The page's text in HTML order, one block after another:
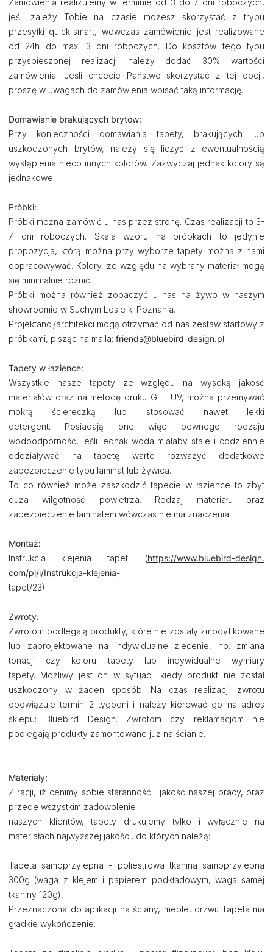
Zamówienia realizujemy w terminie od 3 do 7 dni roboczych,
jeśli zależy Tobie na czasie możesz skorzystać z trybu
przesyłki quick-smart, wówczas zamówienie jest realizowane
od 24h do max. 3 dni roboczych. Do kosztów tego typu
przyspieszonej realizacji należy dodać 30% wartości
zamówienia. Jeśli chcecie Państwo skorzystać z tej opcji,
proszę w uwagach do zamówienia wpisać taką informację.
Domawianie brakujących brytów:
Przy konieczności domawiania tapety, brakujących lub
uszkodzonych brytów, należy się liczyć z ewentualnością
wystąpienia nieco innych kolorów. Zazwyczaj jednak kolory są
jednakowe.
Próbki:
Próbki można zamówić u nas przez stronę. Czas realizacji to 3-
7 dni roboczych. Skala wzoru na próbkach to jedynie
propozycja, którą można przy wyborze tapety można z nami
dopracowywać. Kolory, ze względu na wybrany materiał mogą
się minimalnie różnić.
Próbki można również zobaczyć u nas na żywo w naszym
showroomie w Suchym Lesie k. Poznania.
Projektanci/architekci mogą otrzymać od nas zestaw startowy z
próbkami, pisząc na maila: friends@bluebird-design.pl.
Tapety w łazience:
Wszystkie nasze tapety ze względu na wysoką jakość
materiałów oraz na metodę druku GEL UV, można przemywać
mokrą ściereczką lub stosować nawet lekki
detergent. Posiadają one więc pewnego rodzaju
wodoodporność, jeśli jednak woda miałaby stale i codziennie
oddziaływać na tapetę warto rozważyć dodatkowe
zabezpieczenie typu laminat lub żywica.
To co również może zaszkodzić tapecie w łazience to zbyt
duża wilgotność powietrza. Rodzaj materiału oraz
zabezpieczenie laminatem wówczas nie ma znaczenia.
Montaż:
Instrukcja klejenia tapet: (https://www.bluebird-design.
com/pl/i/Instrukcja-klejenia-
tapet/23).
Zwroty:
Zwrotom podlegają produkty, które nie zostały zmodyfikowane
lub zaprojektowane na indywidualne zlecenie, np. zmiana
tonacji czy koloru tapety lub indywidualne wymiary
tapety. Możliwy jest on w sytuacji kiedy produkt nie został
uszkodzony w żaden sposób. Na czas realizacji zwrotu
obowiązuje termin 2 tygodni i należy kierować go na adres
sklepu: Bluebird Design. Zwrotom czy reklamacjom nie
podlegają produkty zamontowane już na ścianie.
Materiały:
Z racji, iż cenimy sobie staranność i jakość naszej pracy, oraz
przede wszystkim zadowolenie
naszych klientów, tapety drukujemy tylko i wyłącznie na
materiałach najwyższej jakości, do których należą:
Tapeta samoprzylepna - poliestrowa tkanina samoprzylepna
300g (waga z klejem i papierem podkładowym, waga samej
tkaniny 120g),
Przeznaczona do aplikacji na ściany, meble, drzwi. Tapeta ma
gładkie wykończenie.